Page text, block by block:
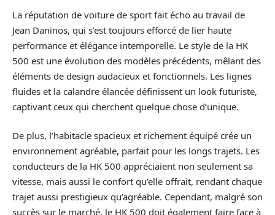
La réputation de voiture de sport fait écho au travail de
Jean Daninos, qui s’est toujours efforcé de lier haute
performance et élégance intemporelle. Le style de la HK
500 est une évolution des modèles précédents, mêlant des
éléments de design audacieux et fonctionnels. Les lignes
fluides et la calandre élancée définissent un look futuriste,
captivant ceux qui cherchent quelque chose d’unique.
De plus, l’habitacle spacieux et richement équipé crée un
environnement agréable, parfait pour les longs trajets. Les
conducteurs de la HK 500 appréciaient non seulement sa
vitesse, mais aussi le confort qu’elle offrait, rendant chaque
trajet aussi prestigieux qu’agréable. Cependant, malgré son
succès sur le marché, le HK 500 doit également faire face à